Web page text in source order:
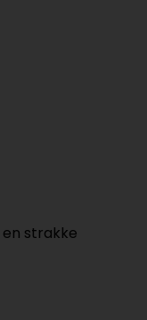
strakke